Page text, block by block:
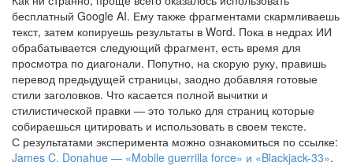
бесплатный Google AI. Ему также фрагментами скармливаешь
текст, затем копируешь результаты в Word. Пока в недрах ИИ
обрабатывается следующий фрагмент, есть время для
просмотра по диагонали. Попутно, на скорую руку, правишь
перевод предыдущей страницы, заодно добавляя готовые
стили заголовков. Что касается полной вычитки и
стилистической правки — это только для страниц которые
собираешься цитировать и использовать в своем тексте.
С результатами эксперимента можно ознакомиться по ссылке:
James C. Donahue — «Mobile guerrilla force» и «Blackjack-33».